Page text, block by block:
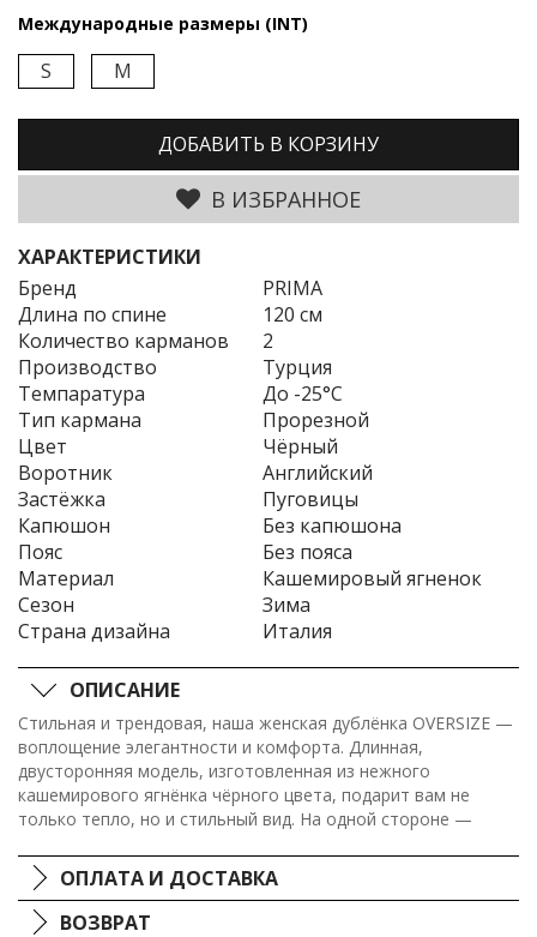
Международные размеры (INT)
S M
ДОБАВИТЬ В КОРЗИНУ
В ИЗБРАННОЕ
ХАРАКТЕРИСТИКИ
Бренд
PRIMA
Длина по спине
120 см
Количество карманов
2
Производство
Турция
Темпаратура
До -25°C
Тип кармана
Прорезной
Цвет
Чёрный
Воротник
Английский
Застёжка
Пуговицы
Капюшон
Без капюшона
Пояс
Без пояса
Материал
Кашемировый ягненок
Сезон
Зима
Страна дизайна
Италия
ОПИСАНИЕ
Стильная и трендовая, наша женская дублёнка OVERSIZE —
воплощение элегантности и комфорта. Длинная,
двусторонняя модель, изготовленная из нежного
кашемирового ягнёнка чёрного цвета, подарит вам не
только тепло, но и стильный вид. На одной стороне —
другой — гладкая кожа, придающая дополнительный шарм.
Эта OVERSIZE дублёнка — ваш выбор для выдающихся
образов и следования последним трендам.
ОПЛАТА И ДОСТАВКА
ВОЗВРАТ